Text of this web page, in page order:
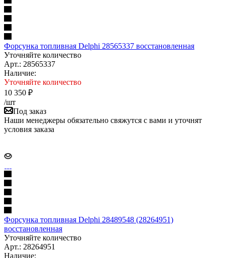
Форсунка топливная Delphi 28565337 восстановленная
Уточняйте количество
Арт.: 28565337
Наличие:
Уточняйте количество
10 350 ₽
/шт
Под заказ
Наши менеджеры обязательно свяжутся с вами и уточнят
условия заказа
Форсунка топливная Delphi 28489548 (28264951)
восстановленная
Уточняйте количество
Арт.: 28264951
Наличие: